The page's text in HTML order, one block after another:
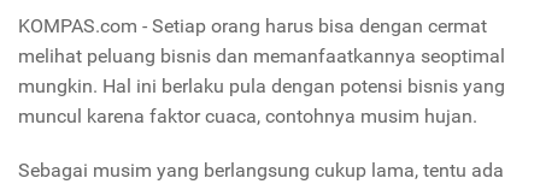
KOMPAS.com - Setiap orang harus bisa dengan cermat
melihat peluang bisnis dan memanfaatkannya seoptimal
mungkin. Hal ini berlaku pula dengan potensi bisnis yang
muncul karena faktor cuaca, contohnya musim hujan.
Sebagai musim yang berlangsung cukup lama, tentu ada